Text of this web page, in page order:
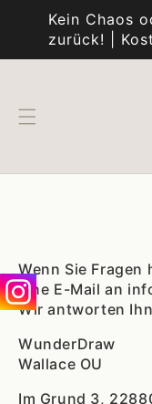
zum
Inhalt
Kein Chaos
zurück! |
Wenn Sie
eine E-Mail an
Wir antworten
WunderDraw
Wallace OU
Im Grund 3,